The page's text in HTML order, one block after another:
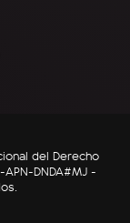
del Derecho
APN-DNDA#MJ -